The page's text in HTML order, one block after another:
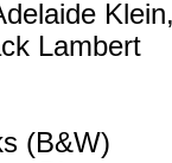
Lambert
(B&W)